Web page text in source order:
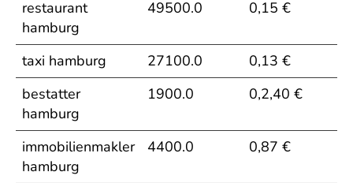
restaurant
hamburg
49500.0 0,15 €
taxi hamburg 27100.0
0,13 €
bestatter
hamburg
1900.0 0,2,40 €
immobilienmakler
hamburg
4400.0 0,87 €